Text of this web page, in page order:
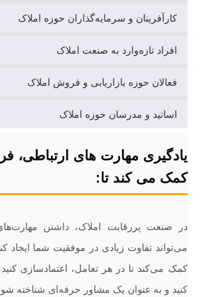
کارآفرینان و سرمایه‌گذاران حوزه املاک
افراد تازه‌وارد به صنعت املاک
فعالان حوزه بازاریابی و فروش املاک
اساتید و مدرسان حوزه املاک
یادگیری مهارت های ارتباطی،
کمک می کند تا:
در صنعت پررقابت املاک، داشتن
می‌تواند تفاوت زیادی در موفقیت شما ایجاد
کمک می‌کند تا در هر تعامل، اعتمادسازی
کنید و به عنوان یک مشاور حرفه‌ای شناخته